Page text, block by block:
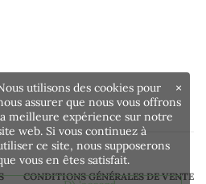
CONDITIONS GÉNÉRALES DE VENTE
×
utilisons des cookies pour
assurer que nous vous offrons
meilleure expérience sur notre
web. Si vous continuez à
ce site, nous supposerons
vous en êtes satisfait.